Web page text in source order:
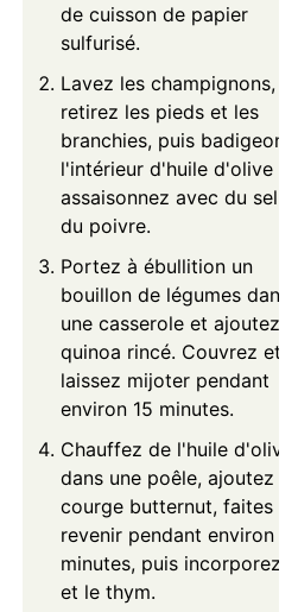
de cuisson de papier
sulfurisé.
Lavez les champignons,
retirez les pieds et les
branchies, puis
l'intérieur d'huile d'olive et
assaisonnez avec du sel
du poivre.
Portez à ébullition un
bouillon de légumes dans
une casserole et ajoutez
quinoa rincé. Couvrez et
laissez mijoter pendant
environ 15 minutes.
Chauffez de l'huile d'olive
dans une poêle, ajoutez la
courge butternut, faites
revenir pendant environ
minutes, puis incorporez
et le thym.